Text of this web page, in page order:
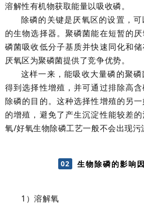
溶解性有机物获取能量以吸收磷。
除磷的关键是厌氧区的设置，
的生物选择器。聚磷菌能在短暂的
磷菌吸收低分子基质并快速同化和
厌氧区为聚磷菌提供了竞争优势。
这样一来，能吸收大量磷的聚
得到选择性增殖，并可通过排除高
除磷的目的。这种选择性增殖的另
的增殖，避免了产生沉淀性能较差
氧/好氧生物除磷工艺一般不会出现污
02 生物除磷的影响
1 ）溶解氧